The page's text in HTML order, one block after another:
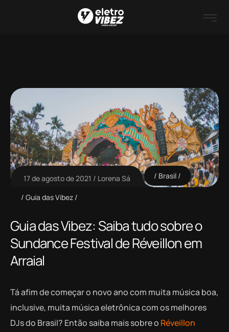
17 de agosto de 2021 Lorena Sá Brasil
Guia das Vibez
Guia das Vibez: Saiba tudo sobre o
Sundance Festival de Réveillon em
Arraial
Tá afim de começar o novo ano com muita música boa,
inclusive, muita música eletrônica com os melhores
DJs do Brasil? Então saiba mais sobre o Réveillon